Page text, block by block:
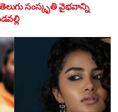
సంస్కృతి వైభవాన్ని